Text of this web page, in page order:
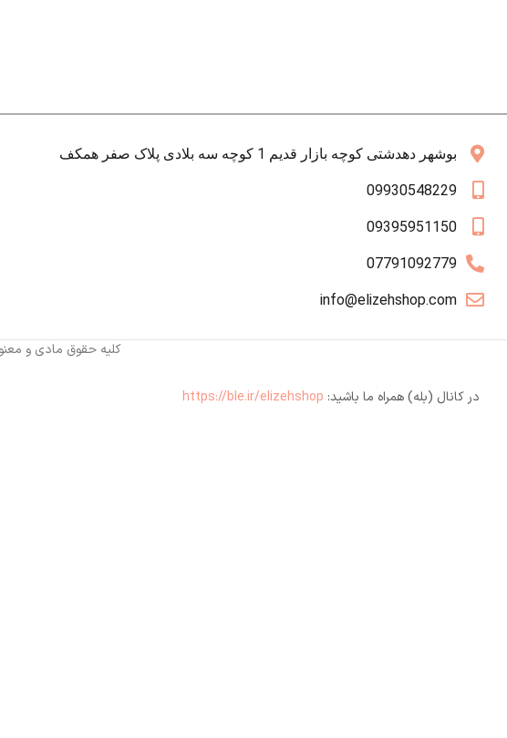
بوشهر دهدشتی کوچه بازار قدیم 1 کوچه سه بلادی پلاک صفر همکف
09930548229
09395951150
07791092779
info@elizehshop.com
کلیه حقوق مادی و
در کانال (بله) همراه ما باشید: https://ble.ir/elizehshop